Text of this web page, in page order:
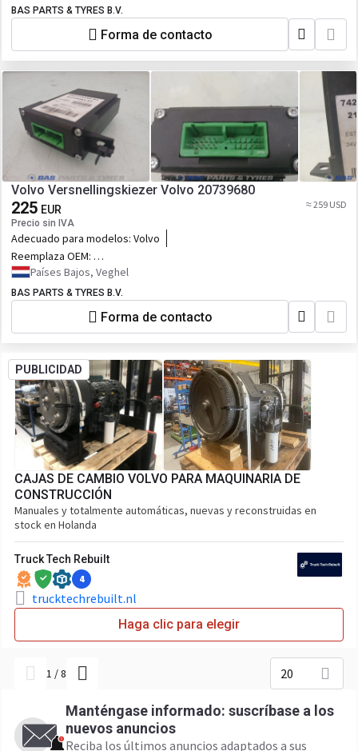
BAS PARTS & TYRES B.V.
Forma de contacto
Volvo Versnellingskiezer Volvo 20739680
225 EUR
Precio sin IVA
≈ 259 USD
Adecuado para modelos: Volvo
Reemplaza OEM:
Países Bajos, Veghel
BAS PARTS & TYRES B.V.
Forma de contacto
PUBLICIDAD
CAJAS DE CAMBIO VOLVO PARA MAQUINARIA DE
CONSTRUCCIÓN
Manuales y totalmente automáticas, nuevas y reconstruidas en
stock en Holanda
Truck Tech Rebuilt
4
trucktechrebuilt.nl
Haga clic para elegir
1 /8 20
Manténgase informado: suscríbase a los
nuevos anuncios
Reciba los últimos anuncios adaptados a sus